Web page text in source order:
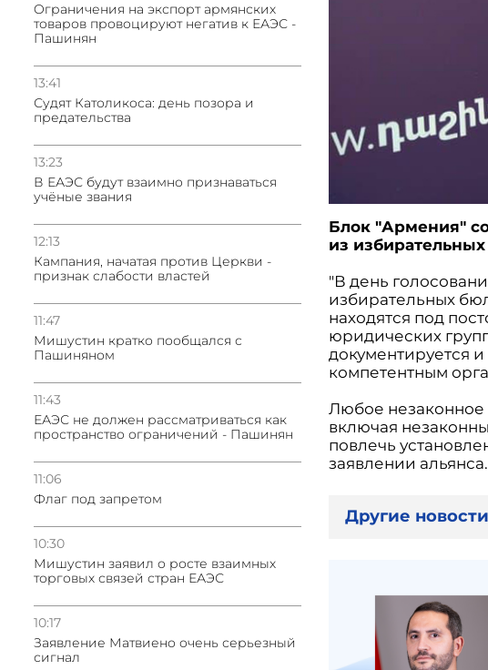
Oграничения на экспорт армянских
товаров провоцируют негатив к ЕАЭС -
Пашинян
13:41
Судят Католикоса: день позора и
предательства
13:23
В ЕАЭС будут взаимно признаваться
учёные звания
12:13
Кампания, начатая против Церкви -
признак слабости властей
11:47
Мишустин кратко пообщался с
Пашиняном
11:43
ЕАЭС не должен рассматриваться как
пространство ограничений - Пашинян
11:06
Флаг под запретом
10:30
Мишустин заявил о росте взаимных
торговых связей стран ЕАЭС
10:17
Заявление Матвиено очень серьезный
сигнал
Блок "Армения"
из
"В день
избирательных
находятся под
юридических
документируется
компетентным
Любое незаконное
включая
повлечь
заявлении альянса.
Другие